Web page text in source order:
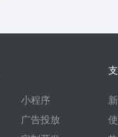
小程序
广告投放